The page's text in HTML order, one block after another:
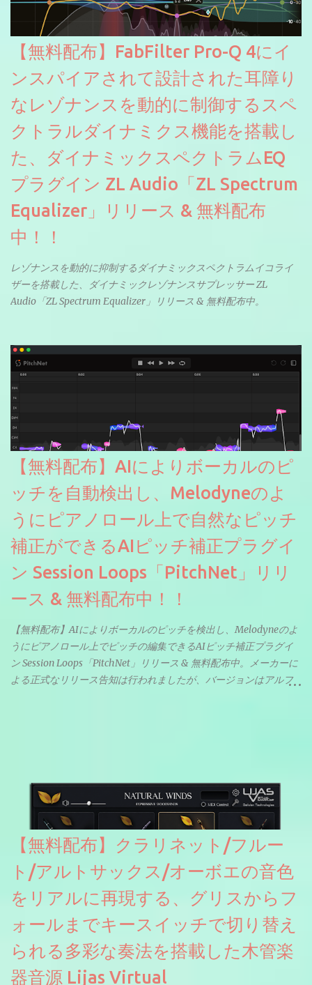
【無料配布】FabFilter Pro-Q 4にイ
ンスパイアされて設計された耳障り
なレゾナンスを動的に制御するスペ
クトラルダイナミクス機能を搭載し
た、ダイナミックスペクトラムEQ
プラグイン ZL Audio「ZL Spectrum
Equalizer」リリース & 無料配布
中！！
レゾナンスを動的に抑制するダイナミックスペクトラムイコライ
ザーを搭載した、ダイナミックレゾナンスサプレッサー ZL
Audio「ZL Spectrum Equalizer」リリース & 無料配布中。
【無料配布】AIによりボーカルのピ
ッチを自動検出し、Melodyneのよ
うにピアノロール上で自然なピッチ
補正ができるAIピッチ補正プラグイ
ン Session Loops「PitchNet」リリ
ース & 無料配布中！！
【無料配布】AIによりボーカルのピッチを検出し、Melodyneのよ
うにピアノロール上でピッチの編集できるAIピッチ補正プラグイ
ン Session Loops「PitchNet」リリース & 無料配布中。メーカーに
よる正式なリリース告知は行われましたが、バージョンはアルフ
ソースを元に設計・改良した製品のようです。
【無料配布】クラリネット/フルー
ト/アルトサックス/オーボエの音色
をリアルに再現する、グリスからフ
ォールまでキースイッチで切り替え
られる多彩な奏法を搭載した木管楽
器音源 Lijas Virtual